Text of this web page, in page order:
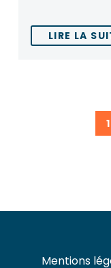
LIRE LA
1
Mentions